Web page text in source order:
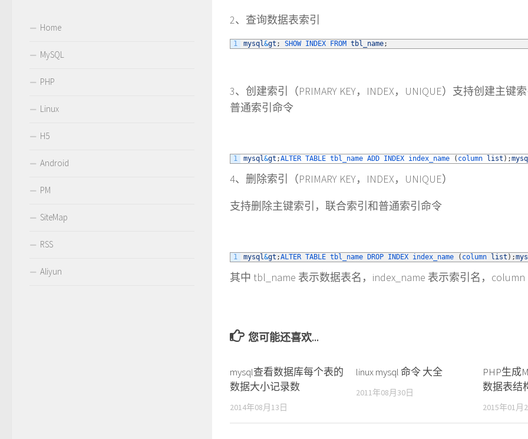
2、查询数据表索引
1 mysql&gt ; SHOW INDEX FROM tbl_name;
3、创建索引（PRIMARY KEY，INDEX，UNIQUE）支持创建主键
普通索引命令
1 mysql&gt ;ALTER TABLE tbl_name ADD INDEX index_name ( column list ) ;
4、删除索引（PRIMARY KEY，INDEX，UNIQUE）
支持删除主键索引，联合索引和普通索引命令
1 mysql&gt ;ALTER TABLE tbl_name DROP INDEX index_name ( column list ) ;
其中 tbl_name 表示数据表名，index_name 表示索引名，
您可能还喜欢...
mysql查看数据库每个表的
数据大小记录数
2014年08月13日
linux mysql 命令 大全
2011年08月30日
PHP生成
数据表结
2015年01月
Home
MySQL
PHP
Linux
H5
Android
PM
SiteMap
RSS
Aliyun